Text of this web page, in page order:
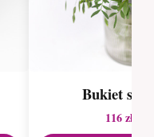
Bukiet
116 zł